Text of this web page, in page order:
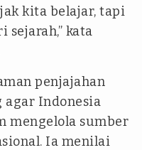
kita belajar, tapi
kata
penjajahan
Indonesia
mengelola sumber
Ia menilai